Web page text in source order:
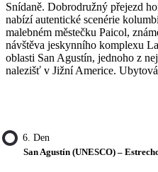
Snídaně. Dobrodružný přejezd
nabízí autentické scenérie
malebném městečku Paicol,
návštěva jeskynního komplexu
oblasti San Agustín, jednoho z
nalezišť v Jižní Americe.
6. Den
San Agustín (UNESCO) –